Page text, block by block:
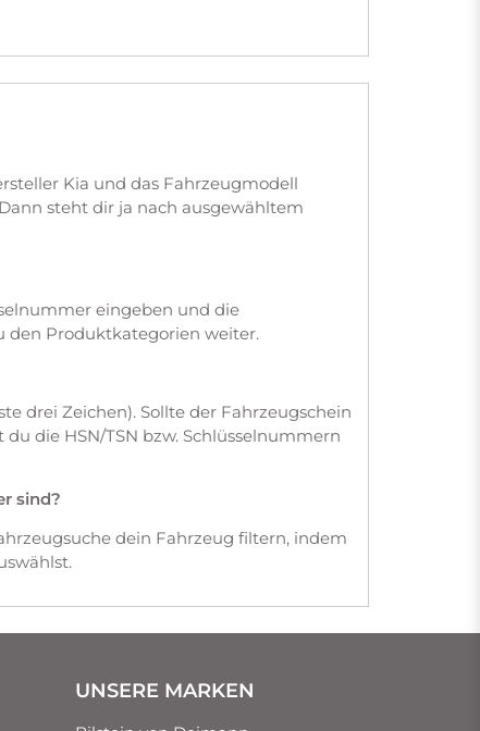
Kia und das Fahrzeugmodell
steht dir ja nach ausgewähltem
eingeben und die
den Produktkategorien weiter.
drei Zeichen). Sollte der Fahrzeugschein
die HSN/TSN bzw. Schlüsselnummern
sind?
dein Fahrzeug filtern, indem
UNSERE MARKEN